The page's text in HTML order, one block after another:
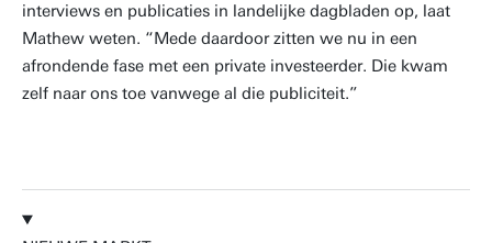
interviews en publicaties in landelijke dagbladen op, laat
Mathew weten. “Mede daardoor zitten we nu in een
afrondende fase met een private investeerder. Die kwam
zelf naar ons toe vanwege al die publiciteit.”